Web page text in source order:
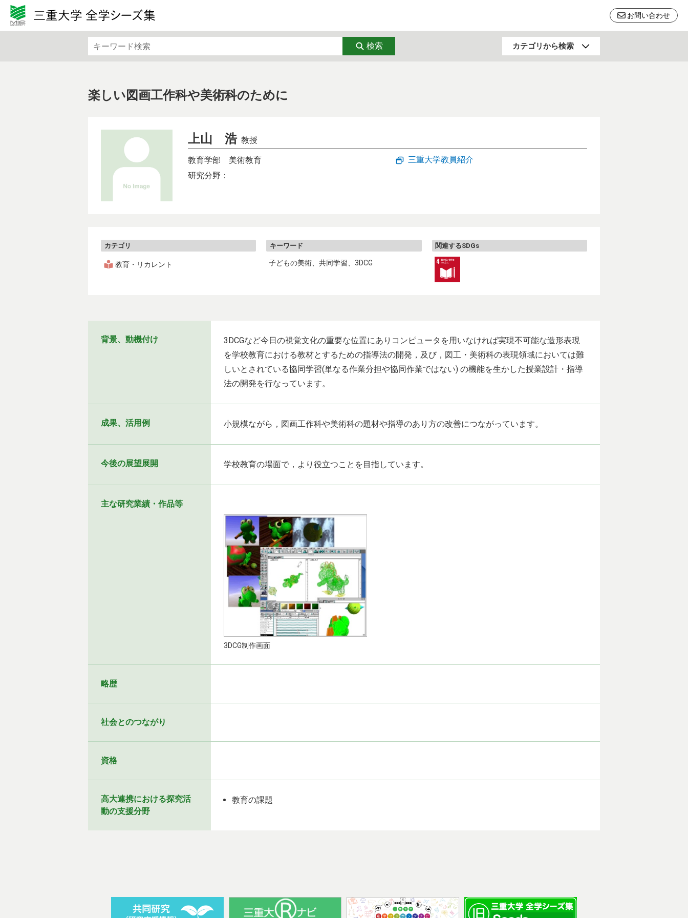
お問い合わせ
検索 カテゴリから検索
楽しい図画工作科や美術科のために
上山 浩 教授
教育学部
美術教育
研究分野：
三重大学教員紹介
カテゴリ
教育・リカレント
キーワード
子どもの美術 共同学習 3DCG
関連するSDGs
背景、動機付け
3DCGなど今日の視覚文化の重要な位置にありコンピュータを用いなければ実現不可能な造形表現
を学校教育における教材とするための指導法の開発，及び，図工・美術科の表現領域においては難
しいとされている協同学習(単なる作業分担や協同作業ではない) の機能を生かした授業設計・指導
法の開発を行なっています。
成果、活用例 小規模ながら，図画工作科や美術科の題材や指導のあり方の改善につながっています。
今後の展望展開 学校教育の場面で，より役立つことを目指しています。
主な研究業績・作品等
3DCG制作画面
略歴
社会とのつながり
資格
高大連携における探究活
動の支援分野
教育の課題
カテゴリから検索
文学・文化・地域 教育・リカレント 行動科学
機械・電気電子・化学工業 情報・通信